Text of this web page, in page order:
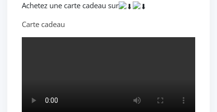
Achetez une carte cadeau sur
Carte cadeau